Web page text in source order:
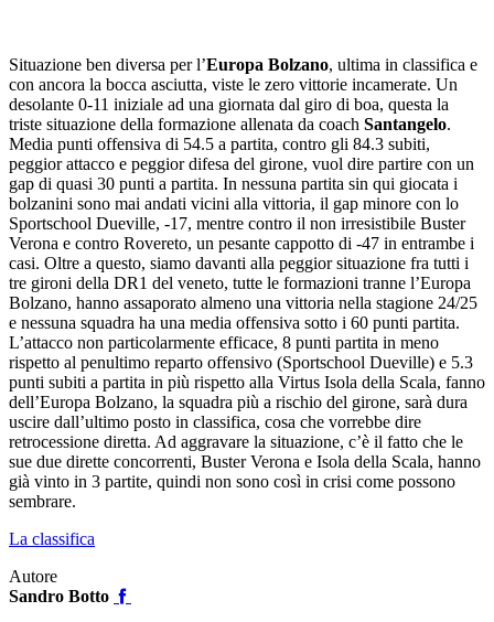
Situazione ben diversa per l’Europa Bolzano, ultima in classifica e
con ancora la bocca asciutta, viste le zero vittorie incamerate. Un
desolante 0-11 iniziale ad una giornata dal giro di boa, questa la
triste situazione della formazione allenata da coach Santangelo.
Media punti offensiva di 54.5 a partita, contro gli 84.3 subiti,
peggior attacco e peggior difesa del girone, vuol dire partire con un
gap di quasi 30 punti a partita. In nessuna partita sin qui giocata i
bolzanini sono mai andati vicini alla vittoria, il gap minore con lo
Sportschool Dueville, -17, mentre contro il non irresistibile Buster
Verona e contro Rovereto, un pesante cappotto di -47 in entrambe i
casi. Oltre a questo, siamo davanti alla peggior situazione fra tutti i
tre gironi della DR1 del veneto, tutte le formazioni tranne l’Europa
Bolzano, hanno assaporato almeno una vittoria nella stagione 24/25
e nessuna squadra ha una media offensiva sotto i 60 punti partita.
L’attacco non particolarmente efficace, 8 punti partita in meno
rispetto al penultimo reparto offensivo (Sportschool Dueville) e 5.3
punti subiti a partita in più rispetto alla Virtus Isola della Scala, fanno
dell’Europa Bolzano, la squadra più a rischio del girone, sarà dura
uscire dall’ultimo posto in classifica, cosa che vorrebbe dire
retrocessione diretta. Ad aggravare la situazione, c’è il fatto che le
sue due dirette concorrenti, Buster Verona e Isola della Scala, hanno
già vinto in 3 partite, quindi non sono così in crisi come possono
sembrare.
La classifica
Autore
Sandro Botto